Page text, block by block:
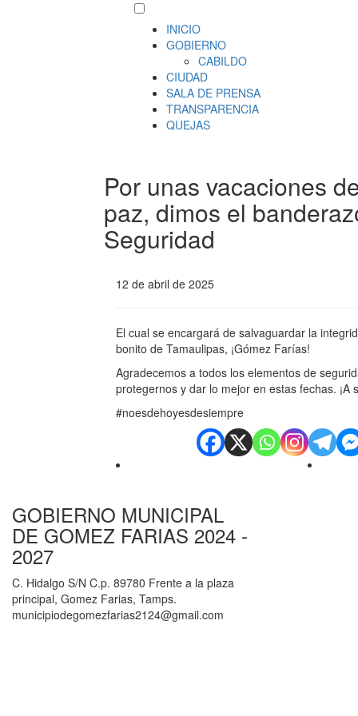
INICIO
GOBIERNO
CABILDO
CIUDAD
SALA DE PRENSA
TRANSPARENCIA
QUEJAS
Por unas vacaciones
paz, dimos el
Seguridad
12 de abril de 2025
El cual se encargará de salvaguardar la
bonito de Tamaulipas, ¡Gómez Farías!
Agradecemos a todos los elementos de
protegernos y dar lo mejor en estas fechas. ¡A
#noesdehoyesdesiempre
GOBIERNO MUNICIPAL
DE GOMEZ FARIAS 2024 -
2027
C. Hidalgo S/N C.p. 89780 Frente a la plaza
principal, Gomez Farias, Tamps.
municipiodegomezfarias2124@gmail.com